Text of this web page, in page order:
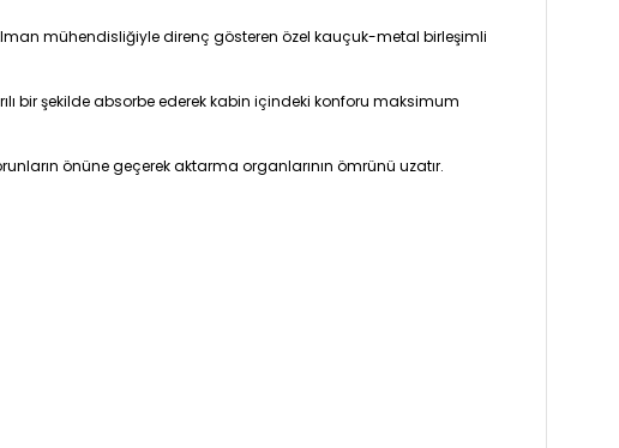
mühendisliğiyle direnç gösteren özel kauçuk-metal birleşimli
bir şekilde absorbe ederek kabin içindeki konforu maksimum
önüne geçerek aktarma organlarının ömrünü uzatır.